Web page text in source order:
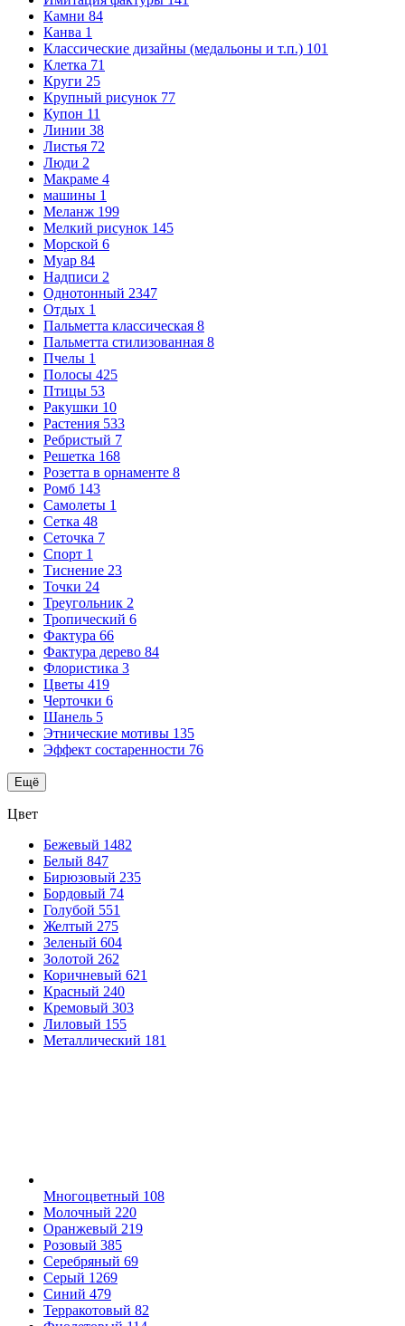
Камни 84
Канва 1
Классические дизайны (медальоны и т.п.) 101
Клетка 71
Круги 25
Крупный рисунок 77
Купон 11
Линии 38
Листья 72
Люди 2
Макраме 4
машины 1
Меланж 199
Мелкий рисунок 145
Морской 6
Муар 84
Надписи 2
Однотонный 2347
Отдых 1
Пальметта классическая 8
Пальметта стилизованная 8
Пчелы 1
Полосы 425
Птицы 53
Ракушки 10
Растения 533
Ребристый 7
Решетка 168
Розетта в орнаменте 8
Ромб 143
Самолеты 1
Сетка 48
Сеточка 7
Спорт 1
Тиснение 23
Точки 24
Треугольник 2
Тропический 6
Фактура 66
Фактура дерево 84
Флористика 3
Цветы 419
Черточки 6
Шанель 5
Этнические мотивы 135
Эффект состаренности 76
Ещё
Цвет
Бежевый 1482
Белый 847
Бирюзовый 235
Бордовый 74
Голубой 551
Желтый 275
Зеленый 604
Золотой 262
Коричневый 621
Красный 240
Кремовый 303
Лиловый 155
Металлический 181
Многоцветный 108
Молочный 220
Оранжевый 219
Розовый 385
Серебряный 69
Серый 1269
Синий 479
Терракотовый 82